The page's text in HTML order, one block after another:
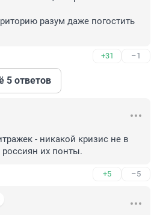
разум даже погостить
+31 –1
5 ответов
- никакой кризис не в
их понты.
+5 –5